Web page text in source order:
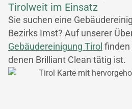
Tirolweit im Einsatz
Sie suchen eine
Bezirks Imst? Auf unserer
Gebäudereinigung Tirol finden
denen Brilliant Clean tätig ist.